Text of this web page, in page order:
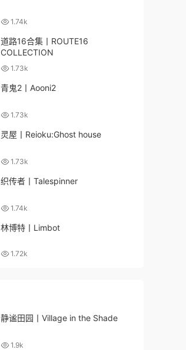
1.74k
道路16合集丨ROUTE16
COLLECTION
1.73k
青鬼2丨Aooni2
1.73k
灵屋丨Reioku:Ghost house
1.73k
织传者丨Talespinner
1.74k
林博特丨Limbot
1.72k
静谧田园丨Village in the Shade
1.9k